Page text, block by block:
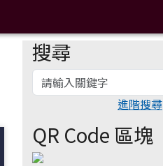
:::
搜尋
進階搜尋
QR Code 區塊